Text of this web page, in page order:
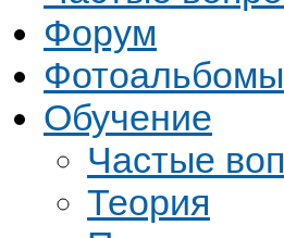
Форум
Фотоальбомы
Обучение
Частые
Теория